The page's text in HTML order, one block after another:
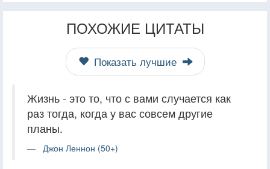
ПОХОЖИЕ ЦИТАТЫ
Показать лучшие
Жизнь - это то, что с вами случается как
раз тогда, когда у вас совсем другие
планы.
Джон Леннон (50+)